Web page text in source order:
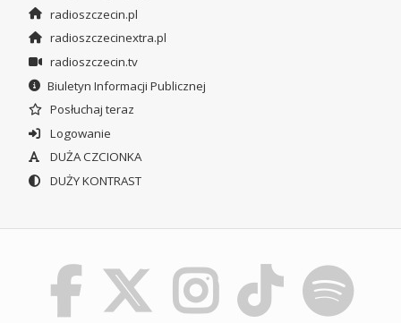
radioszczecin.pl
radioszczecinextra.pl
radioszczecin.tv
Biuletyn Informacji Publicznej
Posłuchaj teraz
Logowanie
DUŻA CZCIONKA
DUŻY KONTRAST